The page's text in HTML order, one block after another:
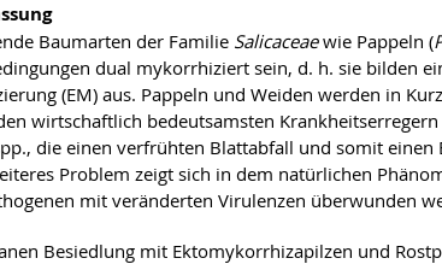
Baumarten der Familie Salicaceaewie Pappeln (
dual mykorrhiziert sein, d. h. sie bilden
(EM) aus. Pappeln und Weiden werden in
wirtschaftlich bedeutsamsten
die einen verfrühten Blattabfall und somit einen
Problem zeigt sich in dem natürlichen
mit veränderten Virulenzen überwunden
Besiedlung mit Ektomykorrhizapilzen und